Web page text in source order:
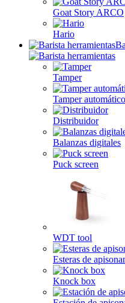
Goat Story ARCO
Hario
Tamper
Tamper automático
Distribuidor
Balanzas digitales
Puck screen
WDT tool
Esteras de
Knock box